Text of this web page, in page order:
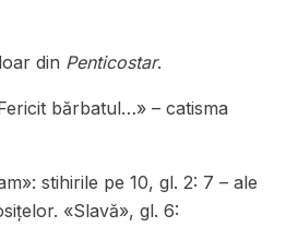
din Penticostar.
bărbatul…» – catisma
stihirile pe 10, gl. 2: 7 – ale
«Slavă», gl. 6: